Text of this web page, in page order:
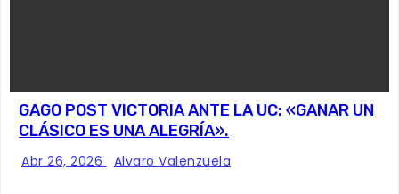
GAGO POST VICTORIA ANTE LA UC: «GANAR UN
CLÁSICO ES UNA ALEGRÍA».
Abr 26, 2026 Alvaro Valenzuela